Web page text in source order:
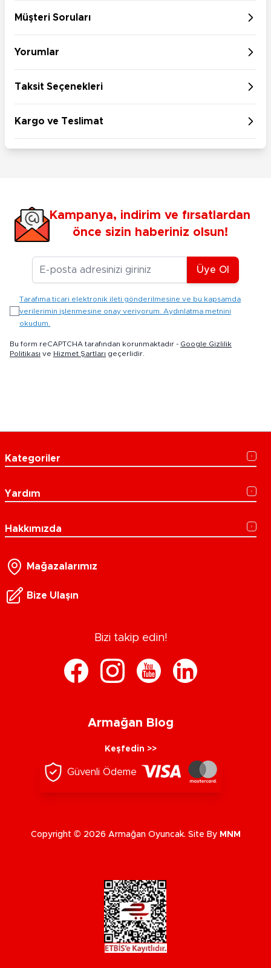
Müşteri Soruları
Yorumlar
Taksit Seçenekleri
Kargo ve Teslimat
Kampanya, indirim ve fırsatlardan
önce sizin haberiniz olsun!
E-posta Adresiniz
Üye Ol
Tarafıma ticari elektronik ileti gönderilmesine ve bu kapsamda
verilerimin işlenmesine onay veriyorum. Aydınlatma metnini
okudum.
Bu form reCAPTCHA tarafından korunmaktadır - Google Gizlilik
Politikası ve Hizmet Şartları geçerlidir.
Kategoriler
Yardım
Hakkımızda
Mağazalarımız
Bize Ulaşın
Bizi takip edin!
Armağan Blog
Keşfedin >>
Güvenli Ödeme
Copyright © 2026 Armağan Oyuncak. Site By MNM